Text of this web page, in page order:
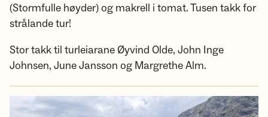
(Stormfulle høyder) og makrell i tomat. Tusen takk for
strålande tur!
Stor takk til turleiarane Øyvind Olde, John Inge
Johnsen, June Jansson og Margrethe Alm.